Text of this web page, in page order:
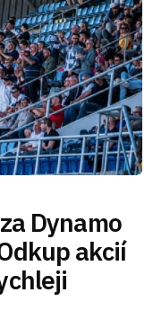
Dynamo
akcií